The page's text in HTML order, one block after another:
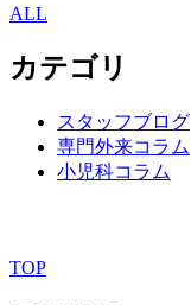
ALL
カテゴリ
スタッフブログ
専門外来コラム
小児科コラム
TOP